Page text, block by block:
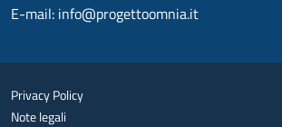
E-mail: info@progettoomnia.it
Privacy Policy
Note legali